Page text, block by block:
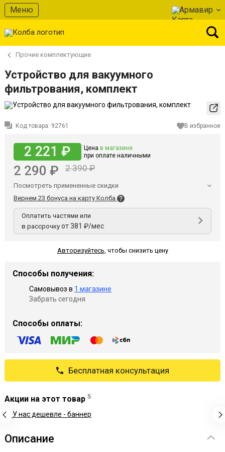
Меню Армавир
Прочие комплектующие
Устройство для вакуумного
фильтрования, комплект
Код товара: 92761 В избранное
2 221 ₽ Цена в магазине
при оплате наличными
2 290 ₽ 2 390 ₽
Посмотреть примененные скидки
Вернем 23 бонуса на карту Колба
Оплатить частями или
в рассрочку от 381 ₽/мес
Авторизуйтесь, чтобы снизить цену
Способы получения:
Самовывоз в 1 магазине
Забрать сегодня
Способы оплаты:
Бесплатная консультация
Акции на этот товар 5
Описание